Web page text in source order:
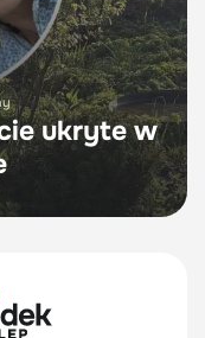
ukryte w